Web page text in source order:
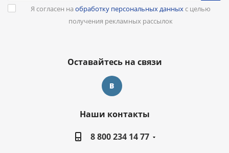
Я согласен на обработку персональных данныхс целью
получения рекламных рассылок
Оставайтесь на связи
Наши контакты
8 800 234 14 77